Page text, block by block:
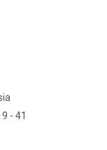
- 41